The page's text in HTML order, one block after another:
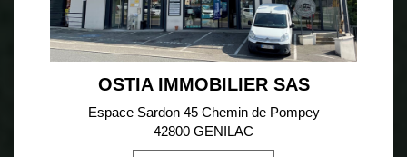
OSTIA IMMOBILIER SAS
Espace Sardon 45 Chemin de Pompey
42800 GENILAC